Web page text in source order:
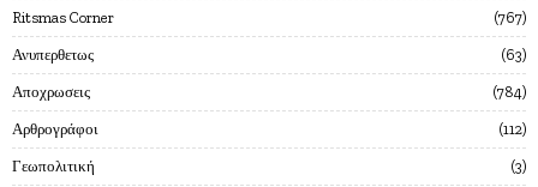
Ritsmas Corner 767
Ανυπερθετως 63
Αποχρωσεις 784
Αρθρογράφοι 112
Γεωπολιτική 3